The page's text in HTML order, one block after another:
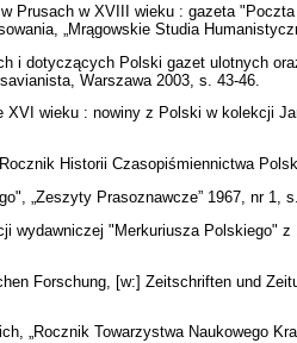
Prusach w XVIII wieku : gazeta
„Mrągowskie Studia
i dotyczących Polski gazet ulotnych
Warszawa 2003, s. 43-46.
wieku : nowiny z Polski w kolekcji
Historii Czasopiśmiennictwa
„Zeszyty Prasoznawcze” 1967, nr 1,
wydawniczej "Merkuriusza Polskiego" z
Forschung, [w:] Zeitschriften und
„Rocznik Towarzystwa Naukowego